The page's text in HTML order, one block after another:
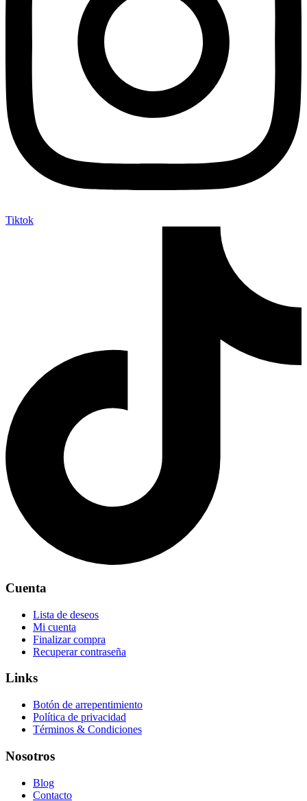
Tiktok
Cuenta
Lista de deseos
Mi cuenta
Finalizar compra
Recuperar contraseña
Links
Botón de arrepentimiento
Política de privacidad
Términos & Condiciones
Nosotros
Blog
Contacto